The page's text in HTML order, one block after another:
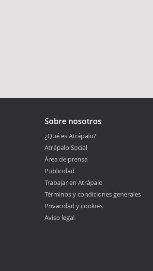
Sobre nosotros
¿Qué es Atrápalo?
Atrápalo Social
Área de prensa
Publicidad
Trabajar en Atrápalo
Términos y condiciones generales
Privacidad y cookies
Aviso legal